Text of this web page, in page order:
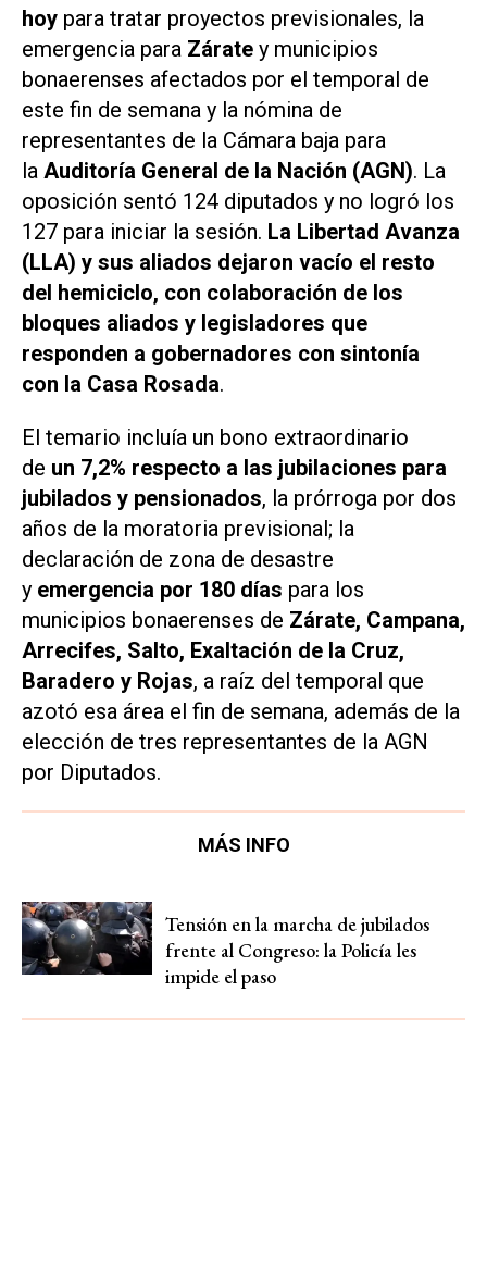
hoy para tratar proyectos previsionales, la
emergencia para Zárate y municipios
bonaerenses afectados por el temporal de
este fin de semana y la nómina de
representantes de la Cámara baja para
la Auditoría General de la Nación (AGN). La
oposición sentó 124 diputados y no logró los
127 para iniciar la sesión. La Libertad Avanza
(LLA) y sus aliados dejaron vacío el resto
del hemiciclo, con colaboración de los
bloques aliados y legisladores que
responden a gobernadores con sintonía
con la Casa Rosada.
El temario incluía un bono extraordinario
de un 7,2% respecto a las jubilaciones para
jubilados y pensionados, la prórroga por dos
años de la moratoria previsional; la
declaración de zona de desastre
y emergencia por 180 días para los
municipios bonaerenses de Zárate, Campana,
Arrecifes, Salto, Exaltación de la Cruz,
Baradero y Rojas, a raíz del temporal que
azotó esa área el fin de semana, además de la
elección de tres representantes de la AGN
por Diputados.
MÁS INFO
Tensión en la marcha de jubilados
frente al Congreso: la Policía les
impide el paso